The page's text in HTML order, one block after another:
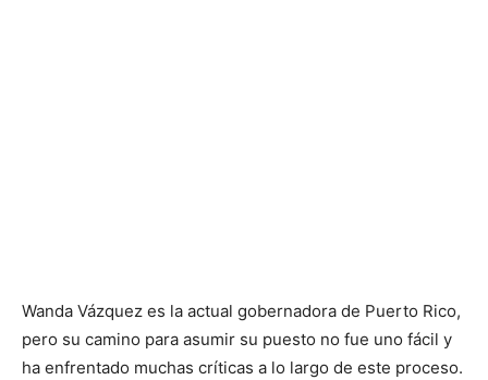
Wanda Vázquez es la actual gobernadora de Puerto Rico,
pero su camino para asumir su puesto no fue uno fácil y
ha enfrentado muchas críticas a lo largo de este proceso.